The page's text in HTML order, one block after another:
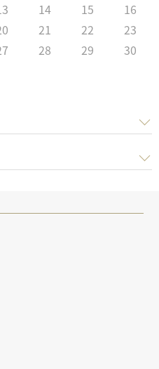
14 15
16
21 22
23
28 29
30